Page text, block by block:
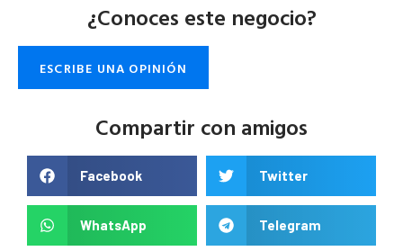
¿Conoces este negocio?
ESCRIBE UNA OPINIÓN
Compartir con amigos
Facebook Twitter
WhatsApp Telegram